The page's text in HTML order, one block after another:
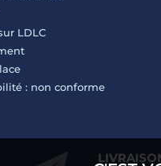
LDLC
: non conforme